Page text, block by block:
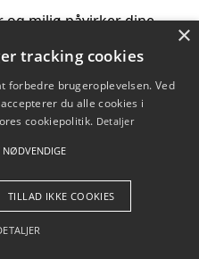
og miljø påvirker dine
hverdag
Betingelser
×
tracking cookies
forbedre brugeroplevelsen. Ved
du alle cookies i
cookiepolitik. Detaljer
NØDVENDIGE
TILLAD IKKE COOKIES